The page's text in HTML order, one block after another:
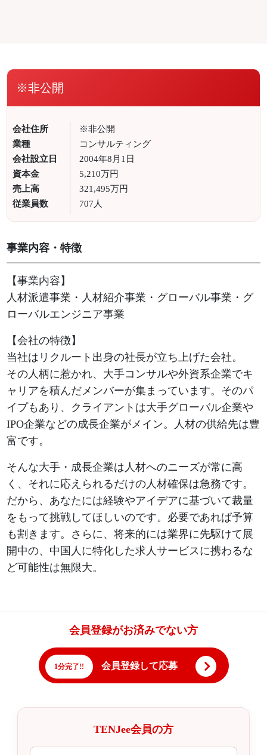
※非公開
会社住所
※非公開
業種
コンサルティング
会社設立日
2004年8月1日
資本金
5,210万円
売上高
321,495万円
従業員数
707人
事業内容・特徴
【事業内容】
人材派遣事業・人材紹介事業・グローバル事業・グ
ローバルエンジニア事業
【会社の特徴】
当社はリクルート出身の社長が立ち上げた会社。
その人柄に惹かれ、大手コンサルや外資系企業でキ
ャリアを積んだメンバーが集まっています。そのパ
イプもあり、クライアントは大手グローバル企業や
IPO企業などの成長企業がメイン。人材の供給先は豊
富です。
そんな大手・成長企業は人材へのニーズが常に高
く、それに応えられるだけの人材確保は急務です。
だから、あなたには経験やアイデアに基づいて裁量
をもって挑戦してほしいのです。必要であれば予算
も割きます。さらに、将来的には業界に先駆けて展
開中の、中国人に特化した求人サービスに携わるな
ど可能性は無限大。
会員登録がお済みでない方
1分完了!! 会員登録して応募
TENJee会員の方